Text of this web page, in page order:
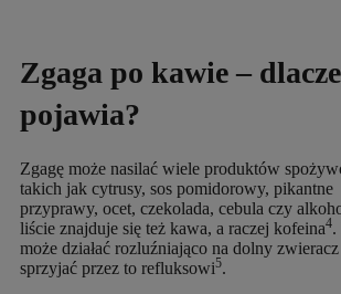
Zgaga po kawie –
pojawia?
Zgagę może nasilać wiele produktów
takich jak cytrusy, sos pomidorowy, pikantne
przyprawy, ocet, czekolada, cebula czy
liście znajduje się też kawa, a raczej kofeina4.
może działać rozluźniająco na dolny
sprzyjać przez to refluksowi5.